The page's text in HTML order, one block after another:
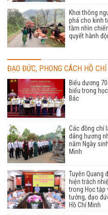
Khơi thông
phá cho kinh
tầm nhìn
quyết hành
ĐẠO ĐỨC, PHONG CÁCH HỒ
Biểu dương
biểu trong
Bác
Các đồng chí
dâng hương
năm Ngày
Minh
Tuyên Quang
hiện trách
trong Học tập
tưởng, đạo
Hồ Chí Minh